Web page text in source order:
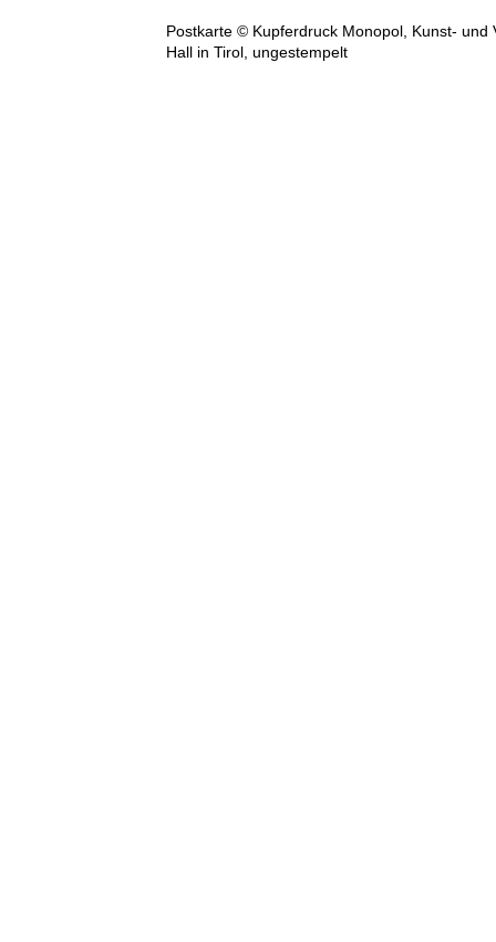
Postkarte © Kupferdruck Monopol, Kunst- und
Hall in Tirol, ungestempelt